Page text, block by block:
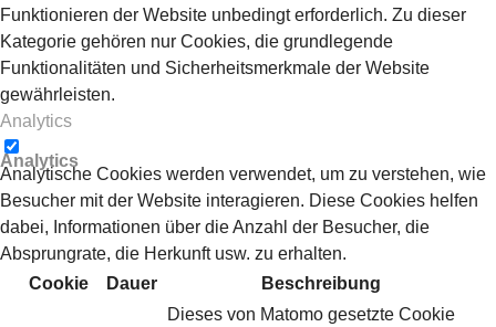
Funktionieren der Website unbedingt erforderlich. Zu dieser
Kategorie gehören nur Cookies, die grundlegende
Funktionalitäten und Sicherheitsmerkmale der Website
gewährleisten.
Analytics
Analytics
Analytische Cookies werden verwendet, um zu verstehen, wie
Besucher mit der Website interagieren. Diese Cookies helfen
dabei, Informationen über die Anzahl der Besucher, die
Absprungrate, die Herkunft usw. zu erhalten.
Cookie
Dauer Beschreibung
Dieses von Matomo gesetzte Cookie